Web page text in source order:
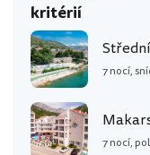
kritérií
7 nocí,
7 nocí,